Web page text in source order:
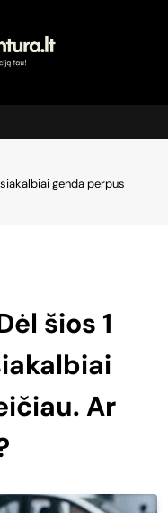
genda perpus
šios 1
Ar